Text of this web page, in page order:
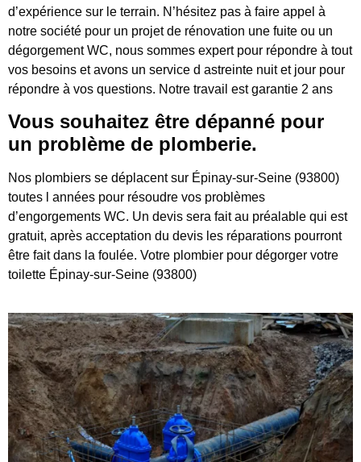
d’expérience sur le terrain. N’hésitez pas à faire appel à
notre société pour un projet de rénovation une fuite ou un
dégorgement WC, nous sommes expert pour répondre à tout
vos besoins et avons un service d astreinte nuit et jour pour
répondre à vos questions. Notre travail est garantie 2 ans
Vous souhaitez être dépanné pour
un problème de plomberie.
Nos plombiers se déplacent sur Épinay-sur-Seine (93800)
toutes l années pour résoudre vos problèmes
d’engorgements WC. Un devis sera fait au préalable qui est
gratuit, après acceptation du devis les réparations pourront
être fait dans la foulée. Votre plombier pour dégorger votre
toilette Épinay-sur-Seine (93800)